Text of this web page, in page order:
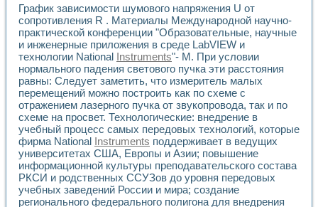
Исследование кинетики зарождения и развития
Лабораторный электрический импедансный томограф на
Микрозондовая система для характеризации
Метод траекторий в исследовании
Промышленная автоматизация
Автоматизация технологических процессов получения
Использование систем технического зрения для контроля
Исследование электромагнитных переходных процессов
Применение LabVIEW при разработке обучающих
Разработка виртуальных тренажеров путем
Система блокировок, сигнализации и защиты ускорителя
Система сбора данных и управления процессом
Управление температурой газовой среды специальной
Разработка программного обеспечения с
Использование технологий NATIONAL INSTRUMENTS
График зависимости шумового напряжения U от
сопротивления R . Материалы Международной научно-
практической конференции "Образовательные, научные
и инженерные приложения в среде LabVIEW и
технологии National Instruments"- М. При условии
нормального падения светового пучка эти расстояния
равны: Следует заметить, что измеритель малых
перемещений можно построить как по схеме с
отражением лазерного пучка от звукопровода, так и по
схеме на просвет. Технологические: внедрение в
учебный процесс самых передовых технологий, которые
фирма National Instruments поддерживает в ведущих
университетах США, Европы и Азии; повышение
информационной культуры преподавательского состава
РКСИ и родственных ССУЗов до уровня передовых
учебных заведений России и мира; создание
регионального федерального полигона для внедрения